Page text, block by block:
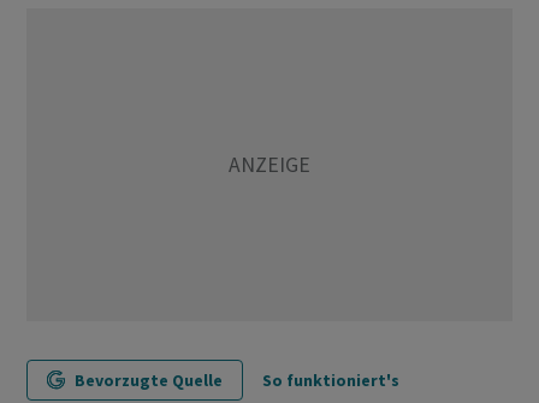
Bevorzugte Quelle So funktioniert's